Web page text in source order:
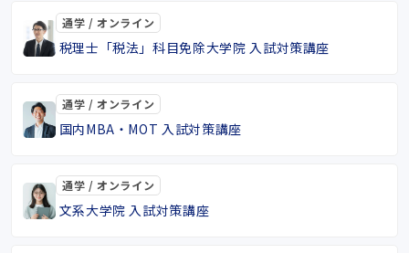
通学 / オンライン
税理士「税法」科目免除大学院 入試対策講座
通学 / オンライン
国内MBA・MOT 入試対策講座
通学 / オンライン
文系大学院 入試対策講座